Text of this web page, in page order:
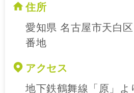
住所
愛知県 名古屋市天白
番地
アクセス
地下鉄鶴舞線「原」よ